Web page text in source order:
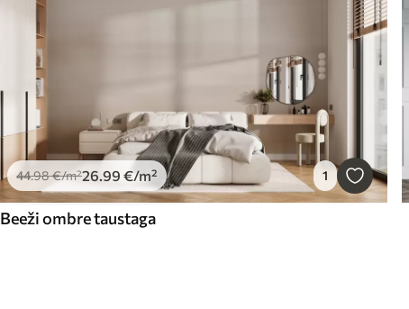
44.98€/m²26.99 €/m² 1
Beeži ombre taustaga